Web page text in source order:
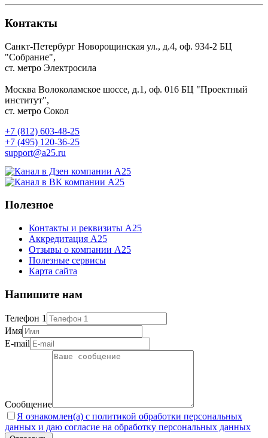
Контакты
Санкт-Петербург Новорощинская ул., д.4, оф. 934-2 БЦ
"Собрание",
ст. метро Электросила
Москва Волоколамское шоссе, д.1, оф. 016 БЦ "Проектный
институт",
ст. метро Сокол
+7 (812) 603-48-25
+7 (495) 120-36-25
support@a25.ru
Полезное
Контакты и реквизиты А25
Аккредитация А25
Отзывы о компании А25
Полезные сервисы
Карта сайта
Напишите нам
Телефон 1
Имя
E-mail
Сообщение
Я ознакомлен(а) с политикой обработки персональных
данных и даю согласие на обработку персональных данных